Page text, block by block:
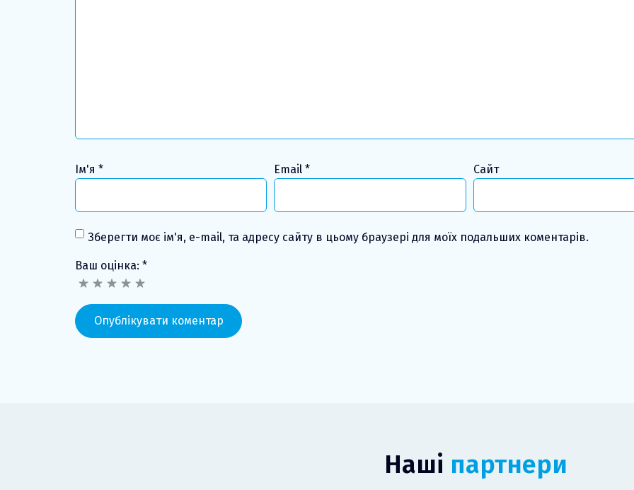
Ім'я * Email* Сайт
Зберегти моє ім'я, e-mail, та адресу сайту в цьому браузері для моїх подальших коментарів.
Ваш оцінка: *
Наші партнери